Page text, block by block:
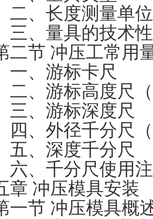
、长度测量单位
、量具的技术性
节 冲压工常用
、游标卡尺
、游标高度尺（
、游标深度尺
外径千分尺（
、深度千分尺
、千分尺使用注
章 冲压模具安装
节 冲压模具概